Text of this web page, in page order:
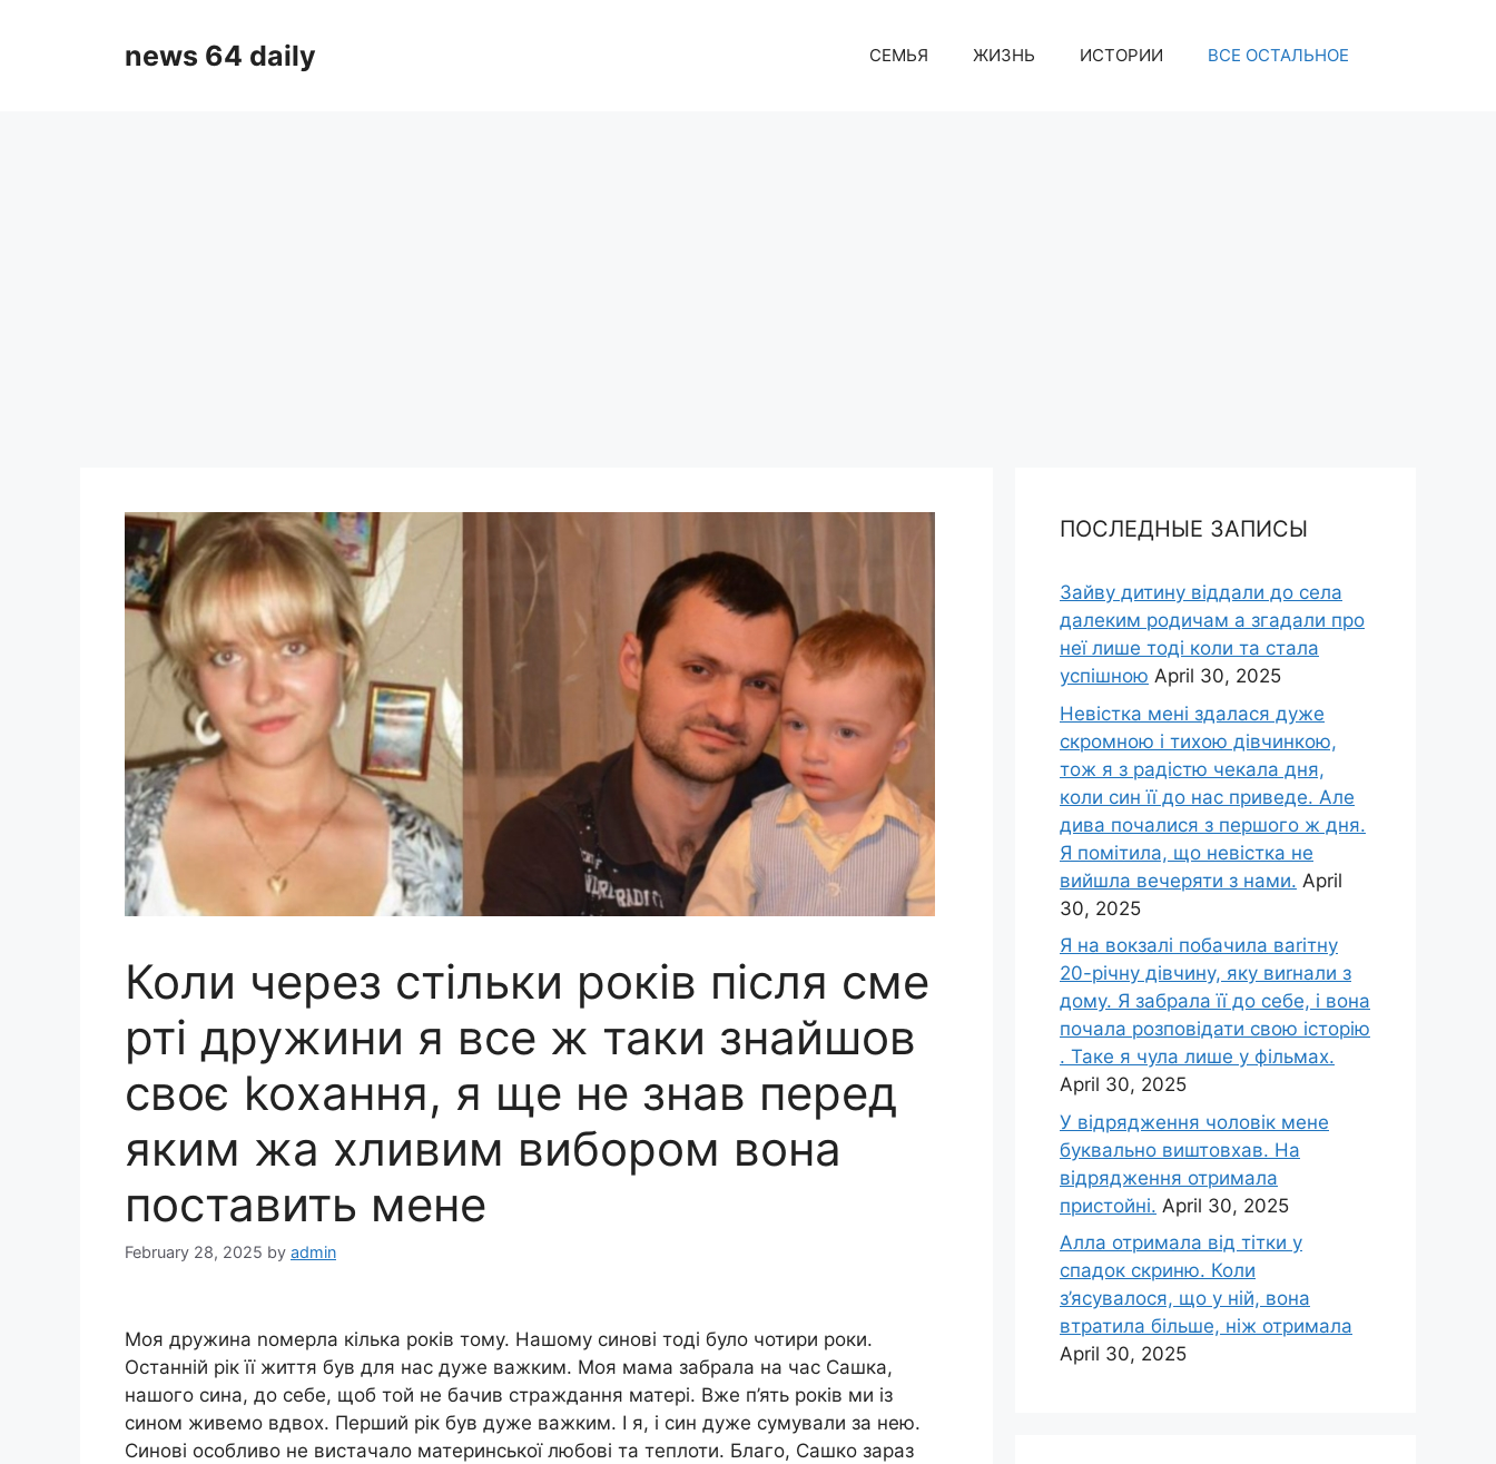
news 64 daily СЕМЬЯ ЖИЗНЬ ИСТОРИИ ВСЕ ОСТАЛЬНОЕ
Коли через стільки років після сме
рті дружини я все ж таки знайшов
своє koхання, я ще не знав перед
яким жа хливим вибором вона
поставить мене
February 28, 2025 by admin
Моя дружина nомерла кілька років тому. Нашому синові тоді було чотири роки.
Останній рік її життя був для нас дуже важким. Моя мама забрала на час Сашка,
нашого сина, до себе, щоб той не бачив страждання матері. Вже п’ять років ми із
сином живемо вдвох. Перший рік був дуже важким. І я, і син дуже сумували за нею.
Синові особливо не вистачало материнської любові та теплоти. Благо, Сашко зараз
ПОСЛЕДНЫЕ ЗАПИСЫ
Зайву дитину віддали до села
далеким родичам а згадали про
неї лише тоді коли та стала
успішною April 30, 2025
Невістка мені здалася дуже
скромною і тихою дівчинкою,
тож я з радістю чекала дня,
коли син її до нас приведе. Але
дива почалися з першого ж дня.
Я помітила, що невістка не
вийшла вечеряти з нами. April
30, 2025
Я на вокзалі побачила ваrітну
20-річну дівчину, яку виrнали з
дому. Я забрала її до себе, і вона
почала розповідати свою історію
. Таке я чула лише у фільмах.
April 30, 2025
У відрядження чоловік мене
буквально виштовхав. На
відрядження отримала
пристойні. April 30, 2025
Алла отримала від тітки у
спадок скриню. Коли
з’ясувалося, що у ній, вона
втратила більше, ніж отримала
April 30, 2025